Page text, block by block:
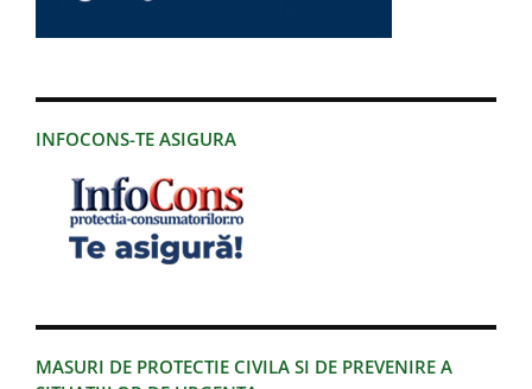
INFOCONS-TE ASIGURA
MASURI DE PROTECTIE CIVILA SI DE PREVENIRE A